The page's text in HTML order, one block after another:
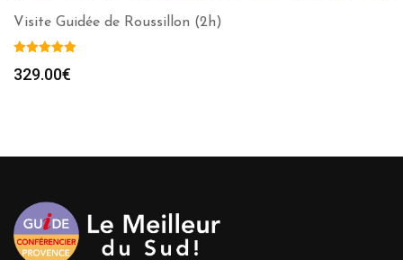
Visite Guidée de Roussillon (2h)
329.00€